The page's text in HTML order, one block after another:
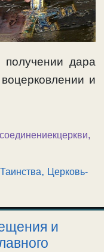
дара
и
,
Таинства, Церковь-
и